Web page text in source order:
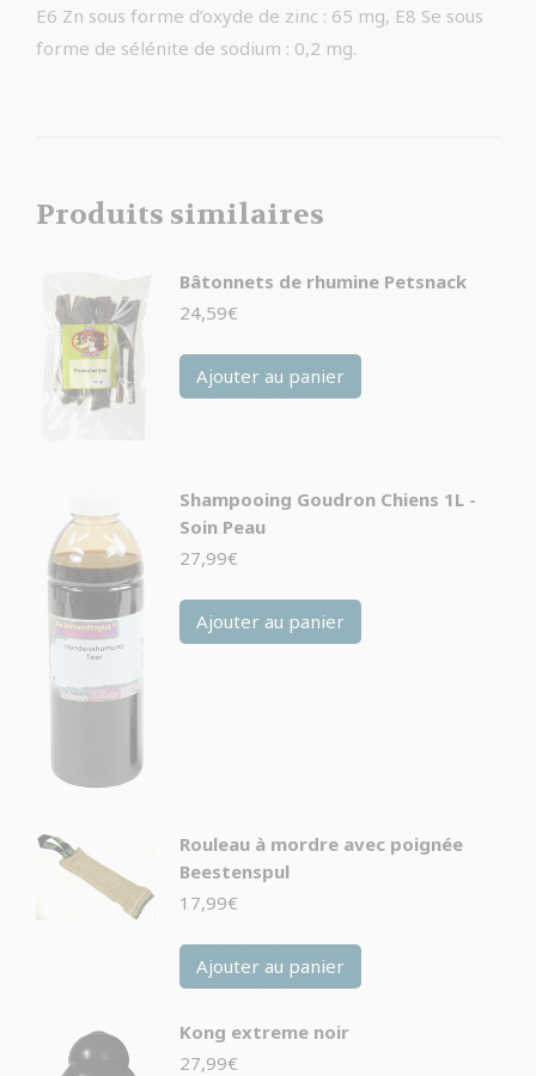
E6 Zn sous forme d’oxyde de zinc : 65 mg, E8 Se sous
forme de sélénite de sodium : 0,2 mg.
Produits similaires
Bâtonnets de rhumine Petsnack
24,59€
Ajouter au panier
Shampooing Goudron Chiens 1L -
Soin Peau
27,99€
Ajouter au panier
Rouleau à mordre avec poignée
Beestenspul
17,99€
Ajouter au panier
Kong extreme noir
27,99€